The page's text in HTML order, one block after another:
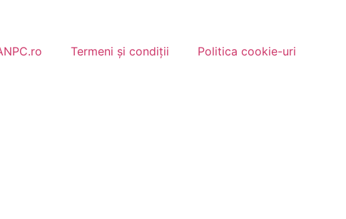
Termeni și condiții Politica cookie-uri